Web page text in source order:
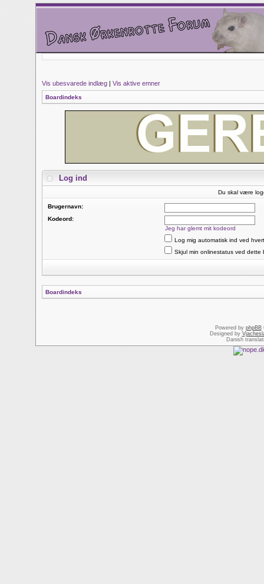
Vis ubesvarede indlæg | Vis aktive emner
Boardindeks
Log ind
Du skal være
Brugernavn:
Kodeord:
Jeg har glemt mit kodeord
Log mig automatisk ind ved
Skjul min onlinestatus ved dette
Boardindeks
Powered by phpBB
Designed by
Danish